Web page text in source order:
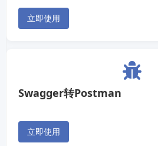
立即使用
Swagger转Postman
立即使用